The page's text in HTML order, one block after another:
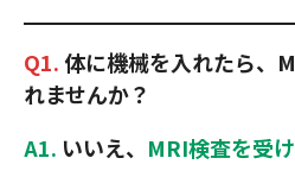
Q1.体に機械を入れたら、
れませんか？
A1. いいえ、 MRI検査を受